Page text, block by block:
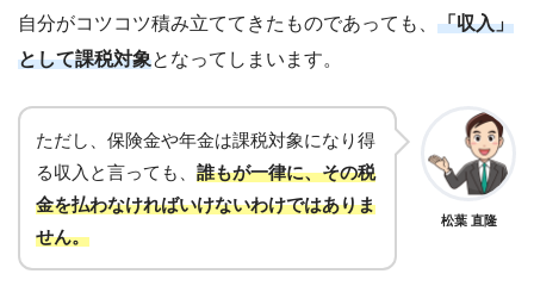
自分がコツコツ積み立ててきたものであっても、 「収入」
として課税対象となってしまいます。
ただし、保険金や年金は課税対象になり得
る収入と言っても、 誰もが一律に、その税
金を払わなければいけないわけではありま
せん。
松葉 直隆